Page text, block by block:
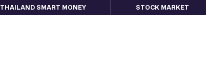
THAILAND SMART MONEY STOCK MARKET